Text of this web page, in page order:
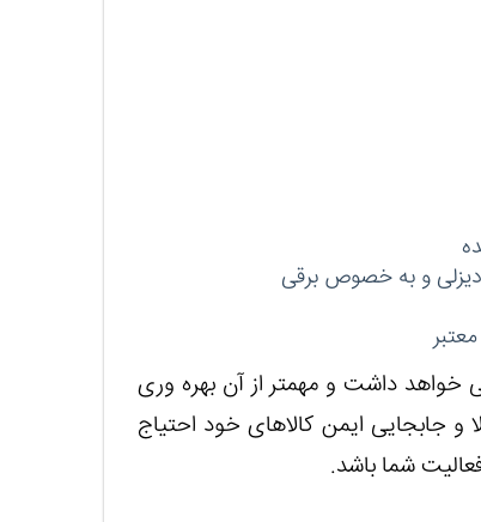
و به خصوص برقی
داشت و مهمتر از آن بهره وری
و جابجایی ایمن کالاهای خود احتیاج
شما باشد.